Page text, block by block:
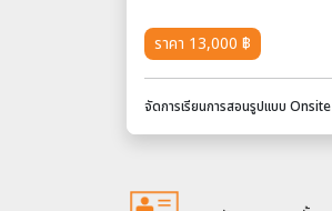
ราคา 13,000 ฿
จัดการเรียนการสอนรูปแบบ Onsite